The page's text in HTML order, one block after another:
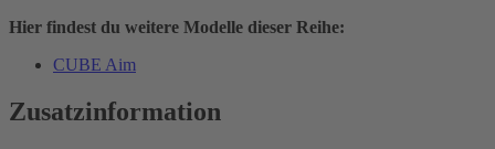
Hier findest du weitere Modelle dieser Reihe:
CUBE Aim
Zusatzinformation